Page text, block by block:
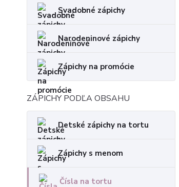
Svadobné zápichy
Narodeninové zápichy
Zápichy na promócie
ZÁPICHY PODĽA OBSAHU
Detské zápichy na tortu
Zápichy s menom
Čísla na tortu